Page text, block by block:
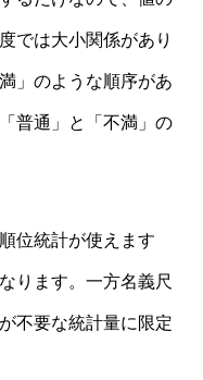
では大小関係があり
」のような順序があ
普通」と「不満」の
位統計が使えます
ります。一方名義尺
不要な統計量に限定